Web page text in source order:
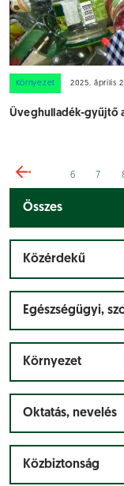
Környezet 2025. április
Üveghulladék-gyűjtő
6 7
Összes
Közérdekű
Egészségügyi,
Környezet
Oktatás, nevelés
Közbiztonság